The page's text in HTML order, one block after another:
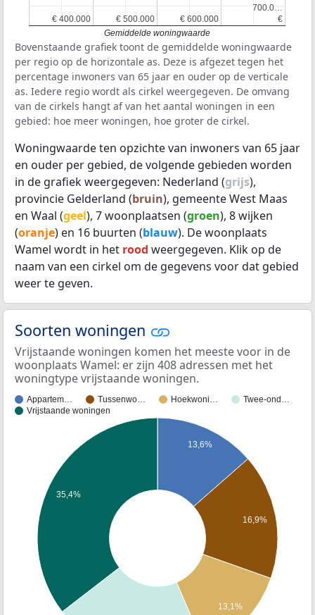
€ 400.000
€ 400.000 € 500.000
€ 500.000 € 600.000
€ 600.000 €
€
700.0…
700.0…
Gemiddelde woningwaarde
Bovenstaande grafiek toont de gemiddelde woningwaarde
per regio op de horizontale as. Deze is afgezet tegen het
percentage inwoners van 65 jaar en ouder op de verticale
as. Iedere regio wordt als cirkel weergegeven. De omvang
van de cirkels hangt af van het aantal woningen in een
gebied: hoe meer woningen, hoe groter de cirkel.
Woningwaarde ten opzichte van inwoners van 65 jaar
en ouder per gebied, de volgende gebieden worden
in de grafiek weergegeven: Nederland (grijs),
provincie Gelderland (bruin), gemeente West Maas
en Waal (geel), 7 woonplaatsen (groen), 8 wijken
(oranje) en 16 buurten (blauw). De woonplaats
Wamel wordt in het rood weergegeven. Klik op de
naam van een cirkel om de gegevens voor dat gebied
weer te geven.
Soorten woningen
Vrijstaande woningen komen het meeste voor in de
woonplaats Wamel: er zijn 408 adressen met het
woningtype vrijstaande woningen.
Appartem… Tussenwo… Hoekwoni…
Twee-ond…
Vrijstaande woningen
13,6%
16,9%
13,1%
35,4%